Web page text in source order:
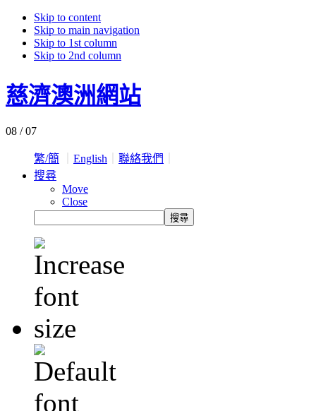
Skip to content
Skip to main navigation
Skip to 1st column
Skip to 2nd column
慈濟澳洲網站
08 / 07
繁/簡 English 聯絡我們
搜尋
Move
Close